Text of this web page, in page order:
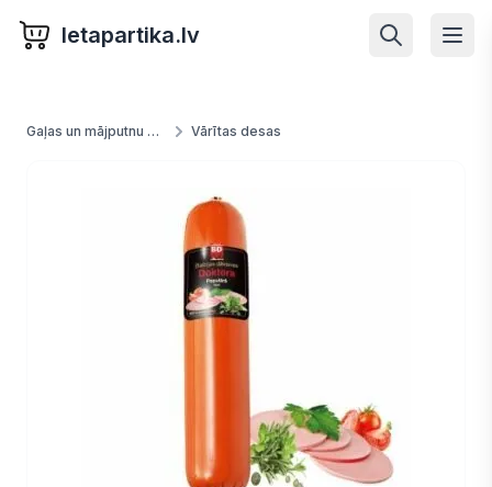
letapartika.lv
Gaļas un mājputnu produkti Vārītas desas